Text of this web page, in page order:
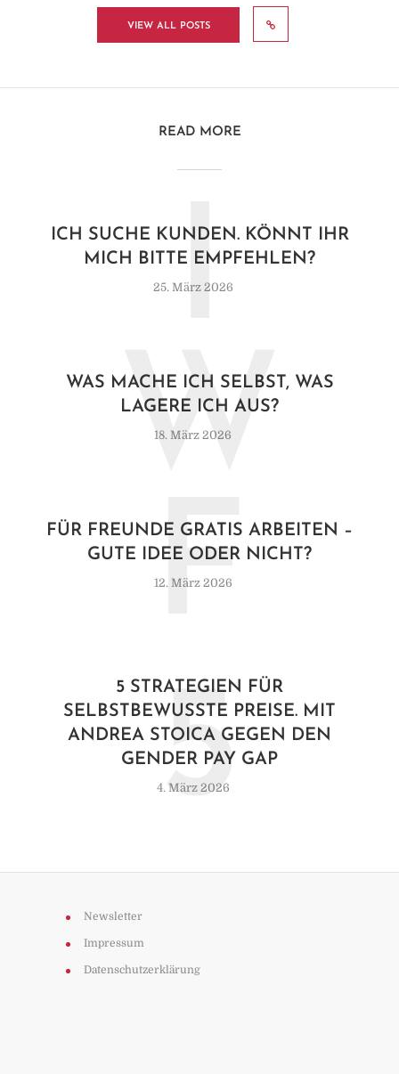
VIEW ALL POSTS
READ MORE
ICH SUCHE KUNDEN. KÖNNT IHR
MICH BITTE EMPFEHLEN?
25. März 2026
I
WAS MACHE ICH SELBST, WAS
LAGERE ICH AUS?
18. März 2026
W
FÜR FREUNDE GRATIS ARBEITEN –
GUTE IDEE ODER NICHT?
12. März 2026
F
5 STRATEGIEN FÜR
SELBSTBEWUSSTE PREISE. MIT
ANDREA STOICA GEGEN DEN
GENDER PAY GAP
4. März 2026
5
Newsletter
Impressum
Datenschutzerklärung